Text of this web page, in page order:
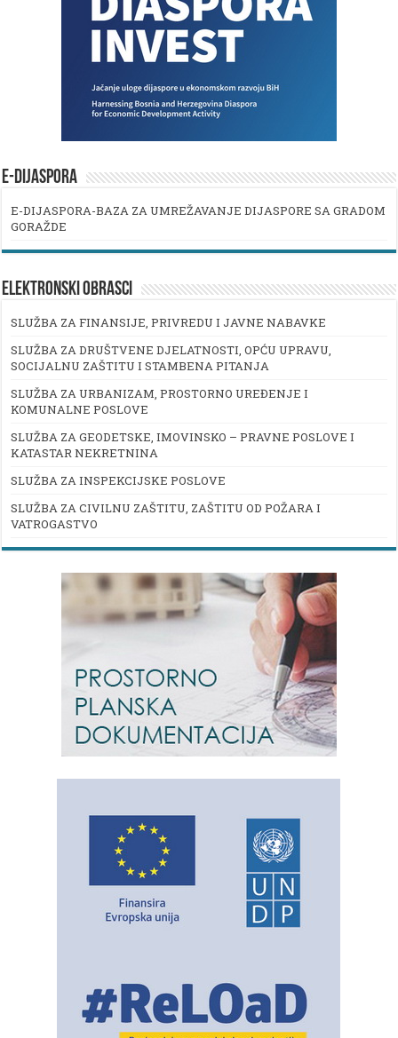
E-DIJASPORA
E-DIJASPORA-BAZA ZA UMREŽAVANJE DIJASPORE SA GRADOM
GORAŽDE
ELEKTRONSKI OBRASCI
SLUŽBA ZA FINANSIJE, PRIVREDU I JAVNE NABAVKE
SLUŽBA ZA DRUŠTVENE DJELATNOSTI, OPĆU UPRAVU,
SOCIJALNU ZAŠTITU I STAMBENA PITANJA
SLUŽBA ZA URBANIZAM, PROSTORNO UREĐENJE I
KOMUNALNE POSLOVE
SLUŽBA ZA GEODETSKE, IMOVINSKO – PRAVNE POSLOVE I
KATASTAR NEKRETNINA
SLUŽBA ZA INSPEKCIJSKE POSLOVE
SLUŽBA ZA CIVILNU ZAŠTITU, ZAŠTITU OD POŽARA I
VATROGASTVO